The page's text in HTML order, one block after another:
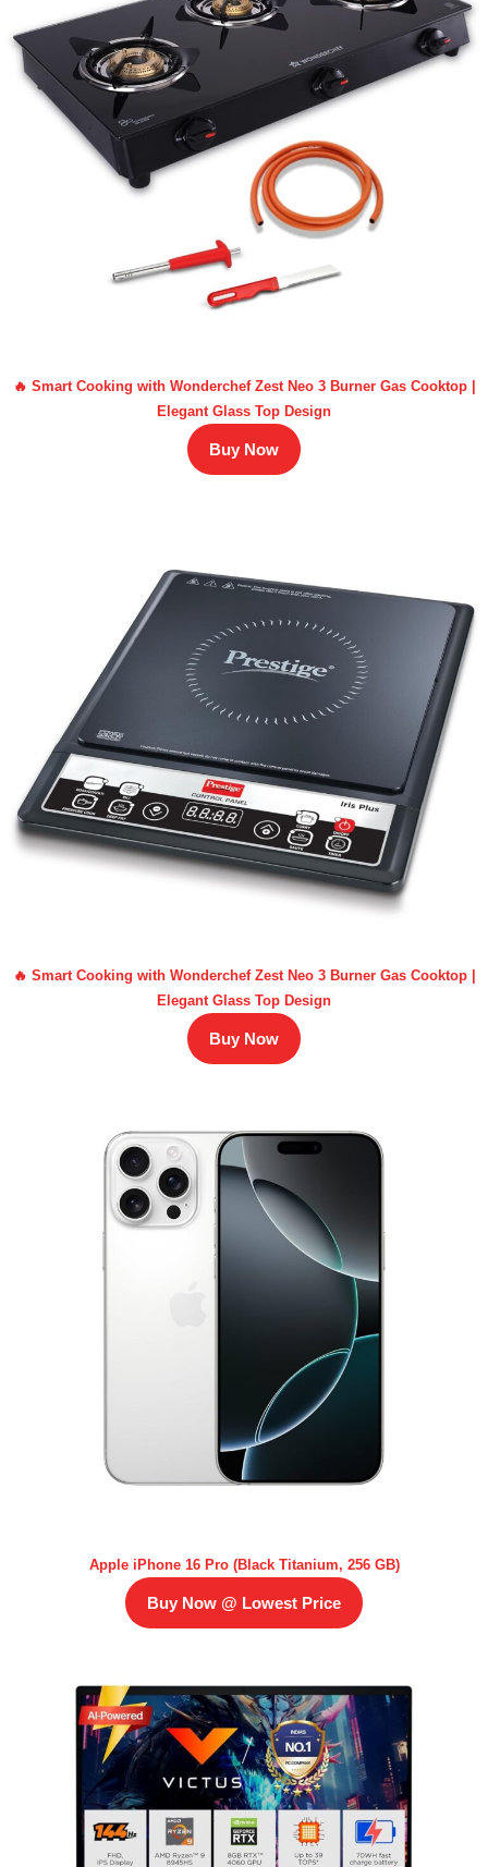
🔥 Smart Cooking with Wonderchef Zest Neo 3 Burner Gas Cooktop |
Elegant Glass Top Design
Buy Now
🔥 Smart Cooking with Wonderchef Zest Neo 3 Burner Gas Cooktop |
Elegant Glass Top Design
Buy Now
Apple iPhone 16 Pro (Black Titanium, 256 GB)
Buy Now @ Lowest Price